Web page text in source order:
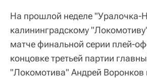
На прошлой неделе "Уралочка-
калининградскому
матче финальной серии плей-
концовке третьей партии
"Локомотива" Андрей Воронков